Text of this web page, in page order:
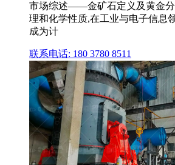
市场综述——金矿石定义及黄金分
理和化学性质,在工业与电子信息
成为计
联系电话: 180 3780 8511